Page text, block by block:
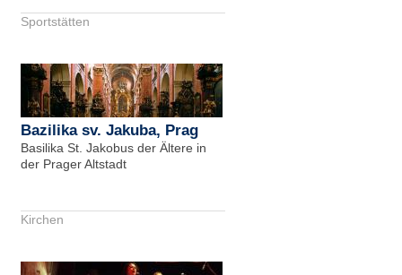
Sportstätten
Bazilika sv. Jakuba, Prag
Basilika St. Jakobus der Ältere in
der Prager Altstadt
Kirchen